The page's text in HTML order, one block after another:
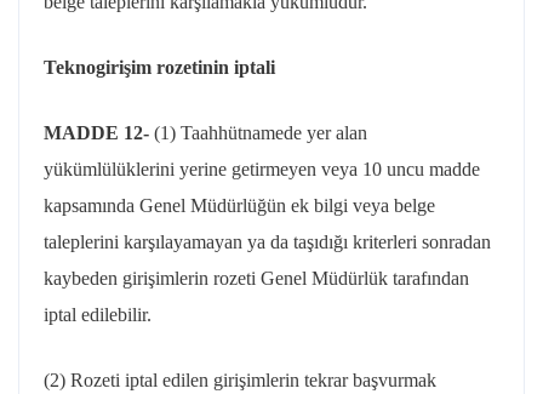
Teknogirişim rozetinin iptali
MADDE 12- (1) Taahhütnamede yer alan
yükümlülüklerini yerine getirmeyen veya 10 uncu madde
kapsamında Genel Müdürlüğün ek bilgi veya belge
taleplerini karşılayamayan ya da taşıdığı kriterleri sonradan
kaybeden girişimlerin rozeti Genel Müdürlük tarafından
iptal edilebilir.
(2) Rozeti iptal edilen girişimlerin tekrar başvurmak